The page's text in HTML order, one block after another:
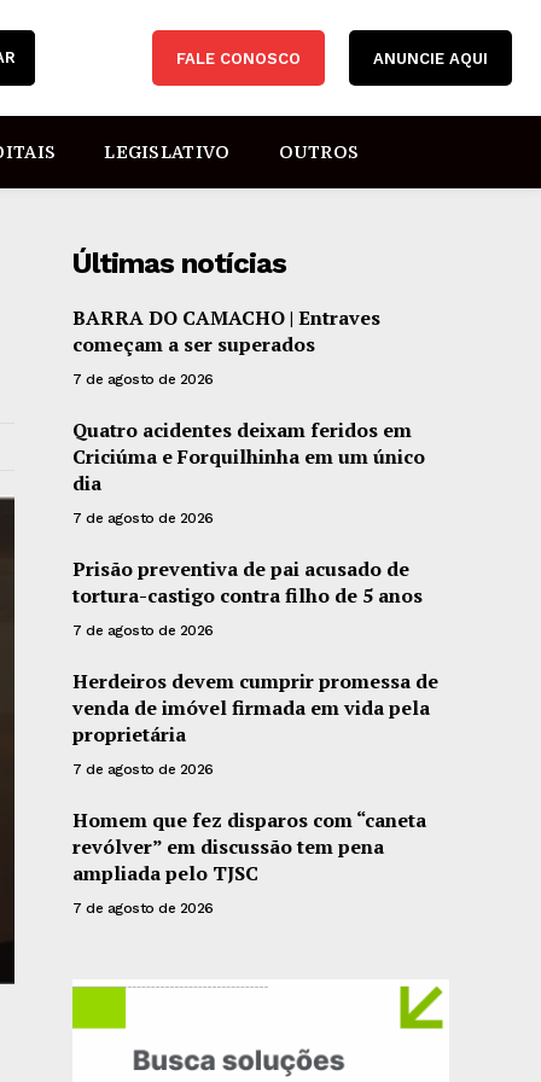
FALE CONOSCO ANUNCIE AQUI
LEGISLATIVO OUTROS
Últimas notícias
BARRA DO CAMACHO | Entraves
começam a ser superados
7 de agosto de 2026
Quatro acidentes deixam feridos em
Criciúma e Forquilhinha em um único
dia
7 de agosto de 2026
Prisão preventiva de pai acusado de
tortura-castigo contra filho de 5 anos
7 de agosto de 2026
Herdeiros devem cumprir promessa de
venda de imóvel firmada em vida pela
proprietária
7 de agosto de 2026
Homem que fez disparos com “caneta
revólver” em discussão tem pena
ampliada pelo TJSC
7 de agosto de 2026